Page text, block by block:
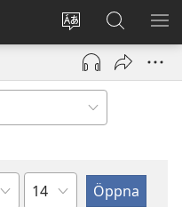
Ändra
webbplatsens
språk
Logga
(öppnar
fönster)
Sök
på
jw.org
Kapitel